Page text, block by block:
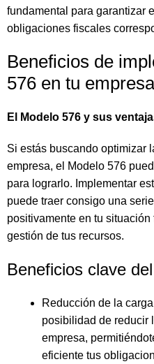
fundamental para garantizar
obligaciones fiscales
Beneficios de
576 en tu empresa
El Modelo 576 y sus
Si estás buscando optimizar
empresa, el Modelo 576
para lograrlo. Implementar
puede traer consigo una
positivamente en tu
gestión de tus recursos.
Beneficios clave
Reducción de la
posibilidad de reducir
empresa,
eficiente tus